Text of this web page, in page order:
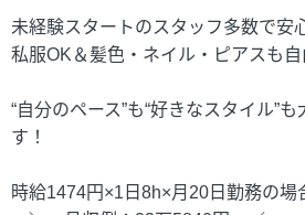
未経験スタートのスタッフ多数で安
私服OK＆髪色・ネイル・ピアスも自
“自分のペース”も“好きなスタイル”
す！
時給1474円×1日8h×月20日勤務の